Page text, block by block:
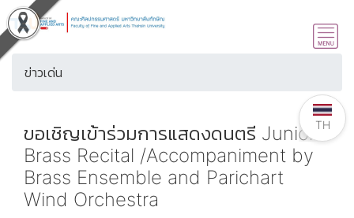
ข่าวเด่น
ขอเชิญเข้าร่วมการแสดงดนตรี Junior
Brass Recital /Accompaniment by
Brass Ensemble and Parichart
Wind Orchestra
TH